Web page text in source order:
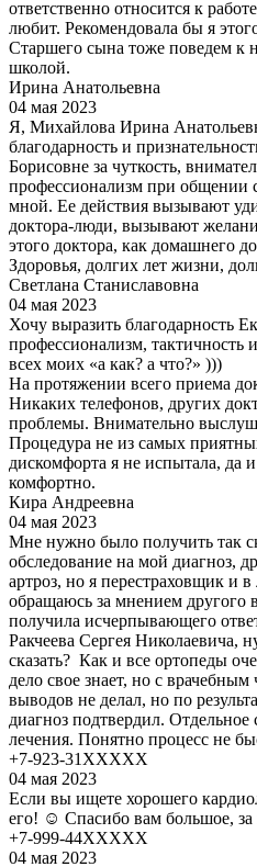
ответственно относится к
любит. Рекомендовала бы я
Старшего сына тоже поведем к
школой.
Ирина Анатольевна
04 мая 2023
Я, Михайлова Ирина
благодарность и
Борисовне за чуткость,
профессионализм при общении
мной. Ее действия вызывают
доктора-люди, вызывают
этого доктора, как домашнего
Здоровья, долгих лет жизни,
Светлана Станиславовна
04 мая 2023
Хочу выразить благодарность
профессионализм, тактичность
всех моих «а как? а что?» )))
На протяжении всего приема
Никаких телефонов, других
проблемы. Внимательно
Процедура не из самых
дискомфорта я не испытала, да
комфортно.
Кира Андреевна
04 мая 2023
Мне нужно было получить так
обследование на мой диагноз,
артроз, но я перестраховщик и
обращаюсь за мнением другого
получила исчерпывающего
Ракчеева Сергея Николаевича,
сказать? Как и все ортопеды
дело свое знает, но с
выводов не делал, но по
диагноз подтвердил. Отдельное
лечения. Понятно процесс не
+7-923-31XXXXX
04 мая 2023
Если вы ищете хорошего
его! ☺️ Спасибо вам большое, за
+7-999-44XXXXX
04 мая 2023